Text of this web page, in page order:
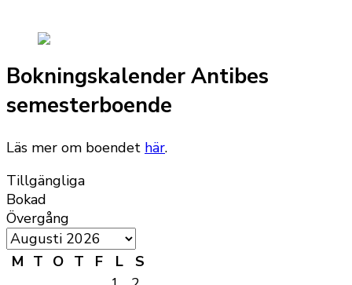
Bokningskalender Antibes
semesterboende
Läs mer om boendet här.
Tillgängliga
Bokad
Övergång
M T O T F L
S